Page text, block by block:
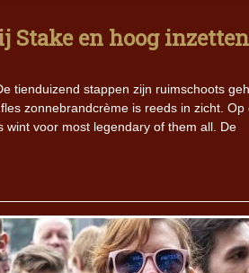
Stake en hoog inzetten
tienduizend stappen zijn ruimschoots
zonnebrandcrème is reeds in zicht. Op
voor most legendary of them all. De